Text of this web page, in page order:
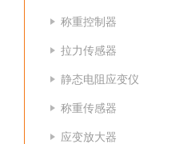
称重控制器
拉力传感器
静态电阻应变仪
称重传感器
应变放大器